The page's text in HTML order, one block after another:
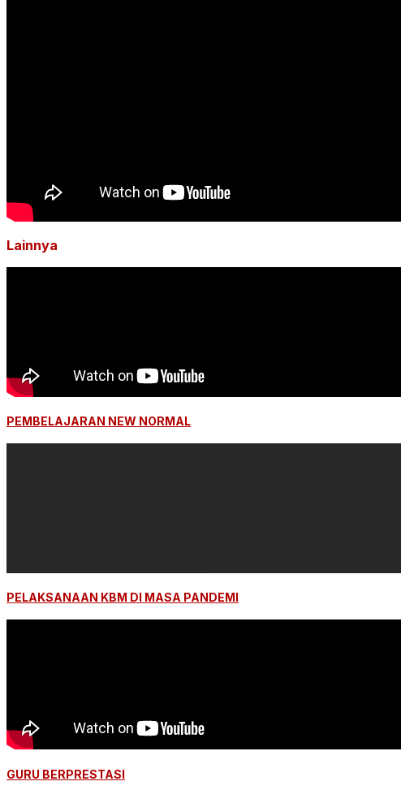
Lainnya
PEMBELAJARAN NEW NORMAL
PELAKSANAAN KBM DI MASA PANDEMI
GURU BERPRESTASI